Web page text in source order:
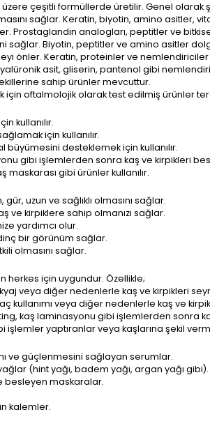
çeşitli formüllerde üretilir. Genel olarak
sağlar. Keratin, biyotin, amino
Prostaglandin analogları, peptitler ve
sağlar. Biyotin, peptitler ve amino asitler
önler. Keratin, proteinler ve
asit, gliserin, pantenol gibi
sahip ürünler mevcuttur.
için oftalmolojik olarak test edilmiş ürünler
kullanılır.
için kullanılır.
büyümesini desteklemek için kullanılır.
gibi işlemlerden sonra kaş ve kirpikleri
gibi ürünler kullanılır.
uzun ve sağlıklı olmasını sağlar.
ve kirpiklere sahip olmanızı sağlar.
yardımcı olur.
bir görünüm sağlar.
olmasını sağlar.
herkes için uygundur. Özellikle;
veya diğer nedenlerle kaş ve kirpikleri
kullanımı veya diğer nedenlerle kaş ve
kaş laminasyonu gibi işlemlerden sonra
yaptıranlar veya kaşlarına şekil
ve güçlenmesini sağlayan serumlar.
(hint yağı, badem yağı, argan yağı gibi).
besleyen maskaralar.
kalemler.